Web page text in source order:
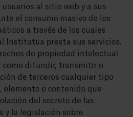
usuarios al sitio web y a sus
el consumo masivo de los
a través de los cuales
Institutua presta sus servicios.
de propiedad intelectual
como difundir, transmitir o
de terceros cualquier tipo
elemento o contenido que
del secreto de las
y la legislación sobre